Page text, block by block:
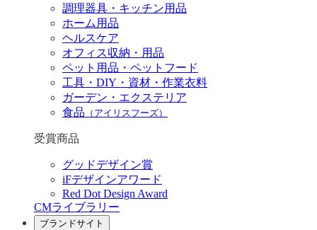
調理器具・キッチン用品
ホーム用品
ヘルスケア
オフィス収納・用品
ペット用品・ペットフード
工具・DIY・資材・作業衣料
ガーデン・エクステリア
食品 （アイリスフーズ）
受賞商品
グッドデザイン賞
iFデザインアワード
Red Dot Design Award
CMライブラリー
ブランドサイト